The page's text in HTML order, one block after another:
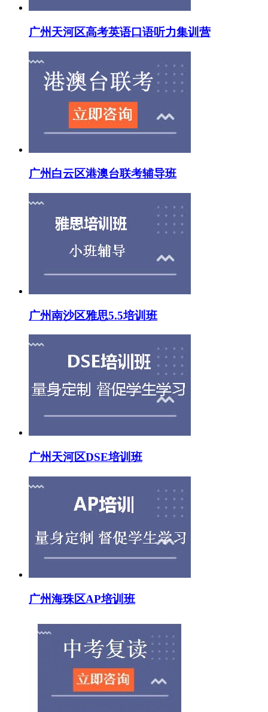
广州天河区高考英语口语听力集训营
广州白云区港澳台联考辅导班
广州南沙区雅思5.5培训班
广州天河区DSE培训班
广州海珠区AP培训班